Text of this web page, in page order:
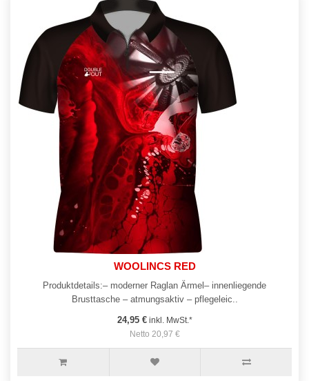
WOOLINCS RED
Produktdetails:– moderner Raglan Ärmel– innenliegende
Brusttasche – atmungsaktiv – pflegeleic..
24,95 €inkl. MwSt.*
Netto 20,97 €